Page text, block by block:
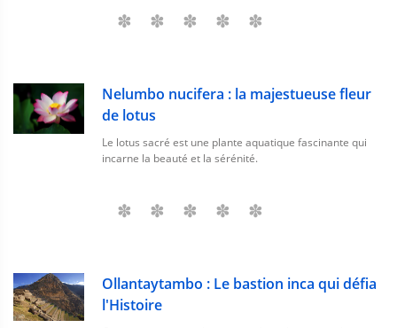
Nelumbo nucifera : la majestueuse fleur
de lotus
Le lotus sacré est une plante aquatique fascinante qui
incarne la beauté et la sérénité.
Ollantaytambo : Le bastion inca qui défia
l'Histoire